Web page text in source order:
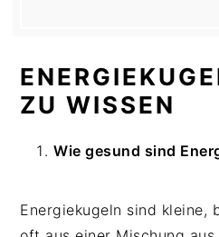
ZU WISSEN
Wie gesund sind
Energiekugeln sind kleine,